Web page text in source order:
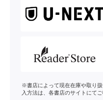
※書店によって現在在庫や取り
入方法は、各書店のサイトにてご